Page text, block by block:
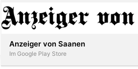
Abonnieren
Anzeiger von Saanen
Im Google Play Store